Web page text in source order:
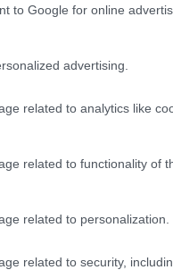
to Google for online
advertising.
related to analytics like
related to functionality of
related to personalization.
related to security,